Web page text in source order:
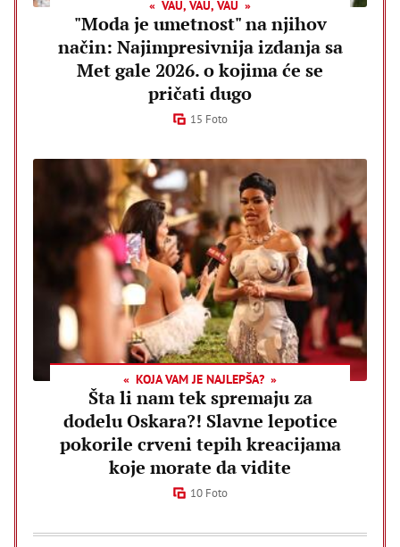
VAU, VAU, VAU
"Moda je umetnost" na njihov
način: Najimpresivnija izdanja sa
Met gale 2026. o kojima će se
pričati dugo
15 Foto
KOJA VAM JE NAJLEPŠA?
Šta li nam tek spremaju za
dodelu Oskara?! Slavne lepotice
pokorile crveni tepih kreacijama
koje morate da vidite
10 Foto